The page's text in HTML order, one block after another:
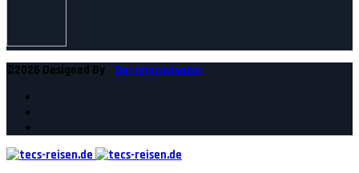
©2026 Designed By Der Improvisator